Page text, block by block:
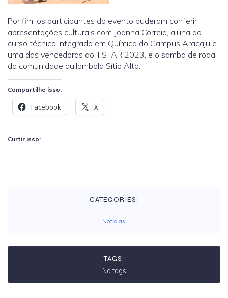
Por fim, os participantes do evento puderam conferir
apresentações culturais com Joanna Correia, aluna do
curso técnico integrado em Química do Campus Aracaju e
uma das vencedoras do IFSTAR 2023, e o samba de roda
da comunidade quilombola Sítio Alto.
Compartilhe isso:
Facebook X
Curtir isso:
CATEGORIES:
Notícias
TAGS:
No tags